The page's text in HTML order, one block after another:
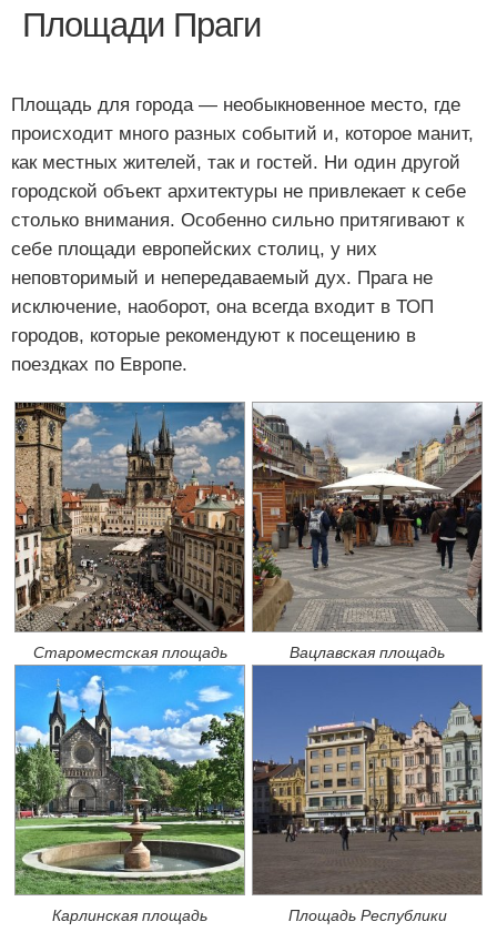
Площади Праги
Площадь для города — необыкновенное место, где
происходит много разных событий и, которое манит,
как местных жителей, так и гостей. Ни один другой
городской объект архитектуры не привлекает к себе
столько внимания. Особенно сильно притягивают к
себе площади европейских столиц, у них
неповторимый и непередаваемый дух. Прага не
исключение, наоборот, она всегда входит в ТОП
городов, которые рекомендуют к посещению в
поездках по Европе.
Староместская площадь Вацлавская площадь
Карлинская площадь Площадь Республики